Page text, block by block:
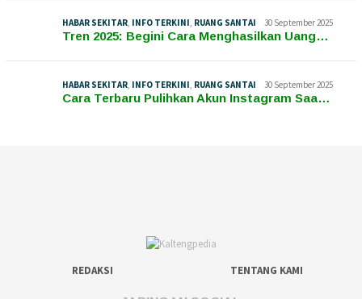
HABAR SEKITAR, INFO TERKINI, RUANG SANTAI 30 September 2025
Tren 2025: Begini Cara Menghasilkan Uang…
HABAR SEKITAR, INFO TERKINI, RUANG SANTAI 30 September 2025
Cara Terbaru Pulihkan Akun Instagram Saa…
REDAKSI TENTANG KAMI